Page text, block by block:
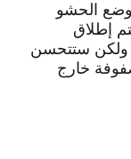
الحشو
إطلاق
ولكن ستتحسن
خارج